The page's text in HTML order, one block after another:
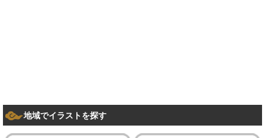
地域でイラストを探す